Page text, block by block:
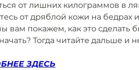
от лишних килограммов в
от дряблой кожи на бедрах
вам покажем, как это сделать
Тогда читайте дальше и
ЗДЕСЬ